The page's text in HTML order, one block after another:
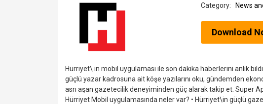
Category:
News
Download
Hürriyet\ in mobil uygulaması ile son dakika haberlerini anlık
güçlü yazar kadrosuna ait köşe yazılarını oku, gündemden
asrı aşan gazetecilik deneyiminden güç alarak takip et. Super
Hürriyet Mobil uygulamasında neler var? •⁠ ⁠Hürriyet\in güçlü